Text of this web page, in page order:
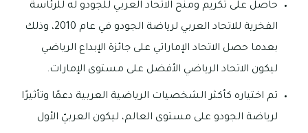
حاصل على تكريم ومنح الاتحاد العربي للجودو له للرئاسة
الفخرية للاتحاد العربي لرياضة الجودو في عام 2010، وذلك
بعدما حصل الاتحاد الإماراتي على جائزة الإبداع الرياضي
ليكون الاتحاد الرياضي الأفضل على مستوى الإمارات.
تم اختياره كأكثر الشخصيات الرياضية العربية دعمًا وتأثيرًا
لرياضة الجودو على مستوى العالم، ليكون العربيّ الأول